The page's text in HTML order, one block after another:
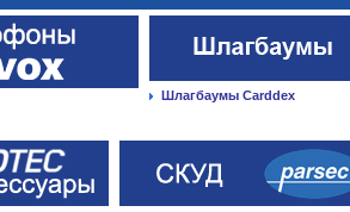
Шлагбаумы Carddex